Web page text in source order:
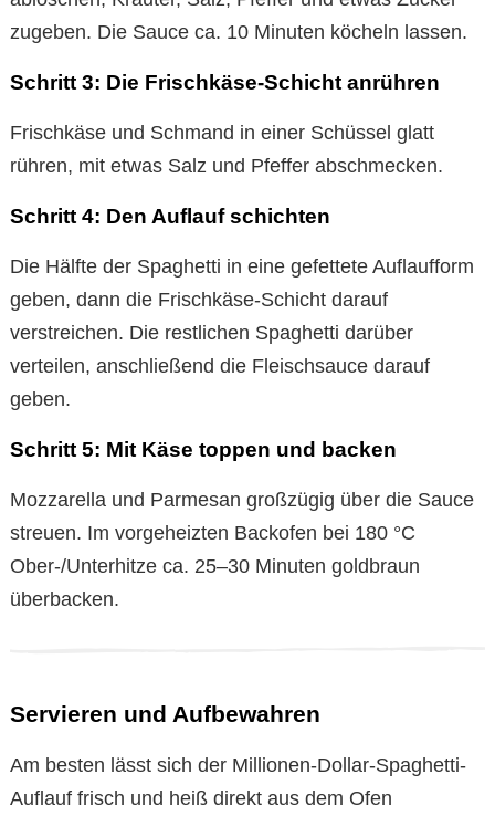
zugeben. Die Sauce ca. 10 Minuten köcheln lassen.
Schritt 3: Die Frischkäse-Schicht anrühren
Frischkäse und Schmand in einer Schüssel glatt
rühren, mit etwas Salz und Pfeffer abschmecken.
Schritt 4: Den Auflauf schichten
Die Hälfte der Spaghetti in eine gefettete Auflaufform
geben, dann die Frischkäse-Schicht darauf
verstreichen. Die restlichen Spaghetti darüber
verteilen, anschließend die Fleischsauce darauf
geben.
Schritt 5: Mit Käse toppen und backen
Mozzarella und Parmesan großzügig über die Sauce
streuen. Im vorgeheizten Backofen bei 180 °C
Ober-/Unterhitze ca. 25–30 Minuten goldbraun
überbacken.
Servieren und Aufbewahren
Am besten lässt sich der Millionen-Dollar-Spaghetti-
Auflauf frisch und heiß direkt aus dem Ofen